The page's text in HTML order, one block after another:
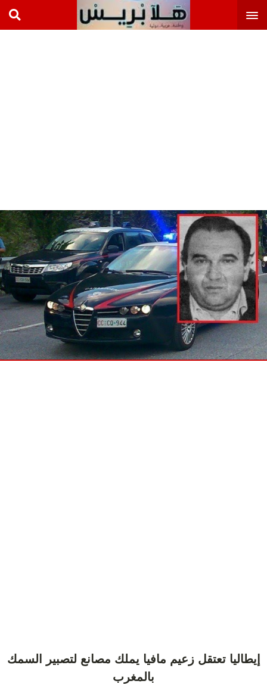
إيطاليا تعتقل زعيم مافيا يملك مصانع لتصبير السمك
بالمغرب